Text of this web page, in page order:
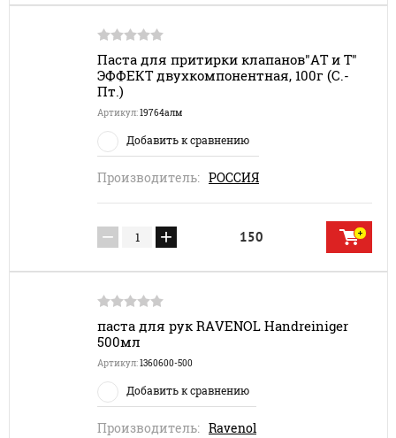
Паста для притирки клапанов"АТ и Т"
ЭФФЕКТ двухкомпонентная, 100г (С.-
Пт.)
Артикул:19764алм
Добавить к сравнению
Производитель: РОССИЯ
− + 150
паста для рук RAVENOL Handreiniger
500мл
Артикул:1360600-500
Добавить к сравнению
Производитель: Ravenol